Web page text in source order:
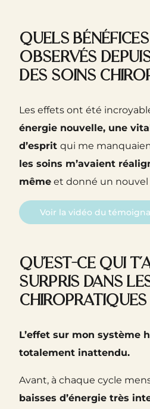
Quels
observés
des soins
Les effets ont été
énergie nouvelle, une
d’espritqui me
les soins m’avaient
même et donné un nouvel
Voir la vidéo du
Qu’est-ce qui
surpris dans
chiropratiques
L’effet sur mon système
totalement inattendu.
Avant, à chaque cycle
baisses d’énergie très